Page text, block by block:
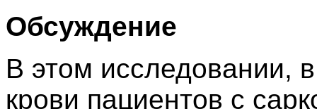
Обсуждение
В этом исследовании,
крови пациентов с